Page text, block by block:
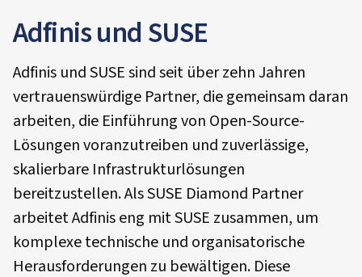
Adfinis und SUSE
Adfinis und SUSE sind seit über zehn Jahren
vertrauenswürdige Partner, die gemeinsam daran
arbeiten, die Einführung von Open-Source-
Lösungen voranzutreiben und zuverlässige,
skalierbare Infrastrukturlösungen
bereitzustellen. Als SUSE Diamond Partner
arbeitet Adfinis eng mit SUSE zusammen, um
komplexe technische und organisatorische
Herausforderungen zu bewältigen. Diese